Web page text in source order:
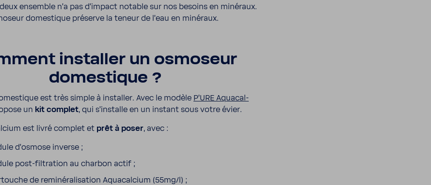
ensemble n’a pas d’im­pact notable sur nos besoins en miné­raux.
domes­tique préserve la teneur de l’eau en miné­raux.
installer un osmo­seur
domes­tique ?
est très simple à installer. Avec le modèle P’URE Aqua­cal­
un kit complet, qui s’ins­talle en un instant sous votre évier.
est livré complet et prêt à poser, avec :
d’os­mose inverse ;
post-​filtration au charbon actif ;
de remi­né­ra­li­sa­tion Aqua­cal­cium (55mg/l) ;